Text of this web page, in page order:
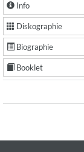
Info
Diskographie
Biographie
Booklet